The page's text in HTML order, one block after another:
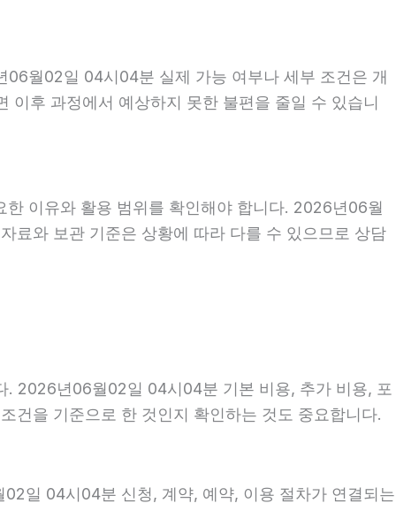
월02일 04시04분 실제 가능 여부나 세부 조건은 개
이후 과정에서 예상하지 못한 불편을 줄일 수 있습니
이유와 활용 범위를 확인해야 합니다. 2026년06월
료와 보관 기준은 상황에 따라 다를 수 있으므로 상담
. 2026년06월02일 04시04분 기본 비용, 추가 비용, 포
건을 기준으로 한 것인지 확인하는 것도 중요합니다.
일 04시04분 신청, 계약, 예약, 이용 절차가 연결되는